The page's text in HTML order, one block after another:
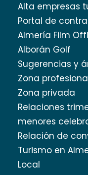
Alta empresas
Portal de
Almería Film
Alborán Golf
Sugerencias y
Zona
Zona privada
Relaciones
menores
Relación de
Turismo en
Local